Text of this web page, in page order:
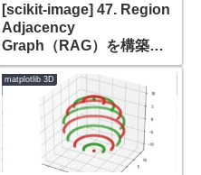
[scikit-image] 47. Region
Adjacency
Graph（RAG）を構築し
た後に
cut_threshold(skimage.f
uture graph)
matplotlib 3D